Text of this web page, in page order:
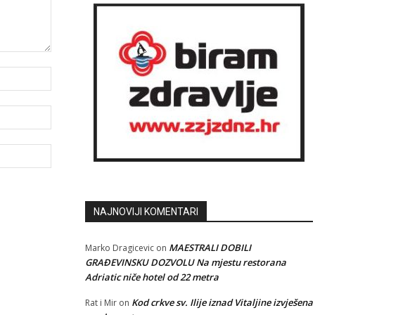
NAJNOVIJI KOMENTARI
Marko Dragicevic on MAESTRALI DOBILI
GRAĐEVINSKU DOZVOLU Na mjestu restorana
Adriatic niče hotel od 22 metra
Rat i Mir on Kod crkve sv. Ilije iznad Vitaljine izvješena